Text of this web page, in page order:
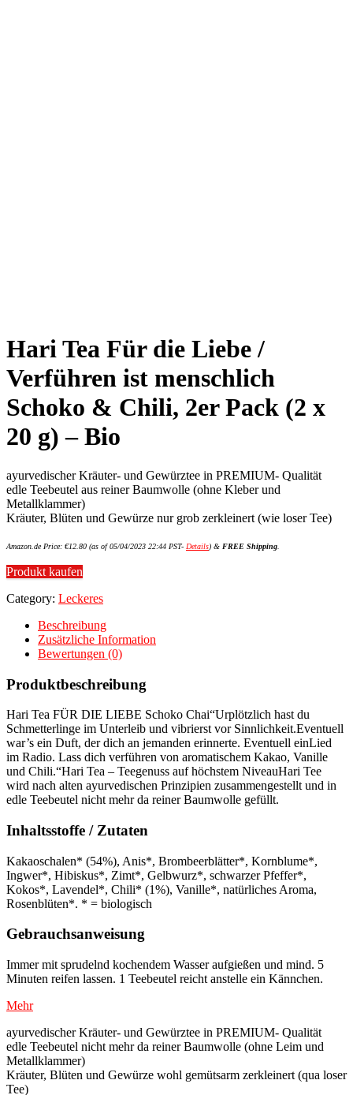
Hari Tea Für die Liebe /
Verführen ist menschlich
Schoko & Chili, 2er Pack (2 x
20 g) – Bio
ayurvedischer Kräuter- und Gewürztee in PREMIUM- Qualität
edle Teebeutel aus reiner Baumwolle (ohne Kleber und
Metallklammer)
Kräuter, Blüten und Gewürze nur grob zerkleinert (wie loser Tee)
Amazon.de Price: €12.80 (as of 05/04/2023 22:44 PST- Details) & FREE Shipping
Produkt kaufen
Category: Leckeres
Beschreibung
Zusätzliche Information
Bewertungen (0)
Produktbeschreibung
Hari Tea FÜR DIE LIEBE Schoko Chai“Urplötzlich hast du
Schmetterlinge im Unterleib und vibrierst vor Sinnlichkeit.Eventuell
war’s ein Duft, der dich an jemanden erinnerte. Eventuell einLied
im Radio. Lass dich verführen von aromatischem Kakao, Vanille
und Chili.“Hari Tea – Teegenuss auf höchstem NiveauHari Tee
wird nach alten ayurvedischen Prinzipien zusammengestellt und in
edle Teebeutel nicht mehr da reiner Baumwolle gefüllt.
Inhaltsstoffe / Zutaten
Kakaoschalen* (54%), Anis*, Brombeerblätter*, Kornblume*,
Ingwer*, Hibiskus*, Zimt*, Gelbwurz*, schwarzer Pfeffer*,
Kokos*, Lavendel*, Chili* (1%), Vanille*, natürliches Aroma,
Rosenblüten*. * = biologisch
Gebrauchsanweisung
Immer mit sprudelnd kochendem Wasser aufgießen und mind. 5
Minuten reifen lassen. 1 Teebeutel reicht anstelle ein Kännchen.
Mehr
ayurvedischer Kräuter- und Gewürztee in PREMIUM- Qualität
edle Teebeutel nicht mehr da reiner Baumwolle (ohne Leim und
Metallklammer)
Kräuter, Blüten und Gewürze wohl gemütsarm zerkleinert (qua loser
Tee)